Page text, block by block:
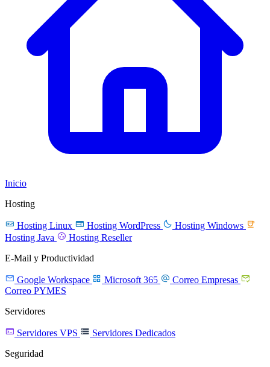
Inicio
Hosting
 Hosting Linux  Hosting WordPress  Hosting Windows 
Hosting Java  Hosting Reseller
E-Mail y Productividad
 Google Workspace  Microsoft 365  Correo Empresas 
Correo PYMES
Servidores
 Servidores VPS  Servidores Dedicados
Seguridad